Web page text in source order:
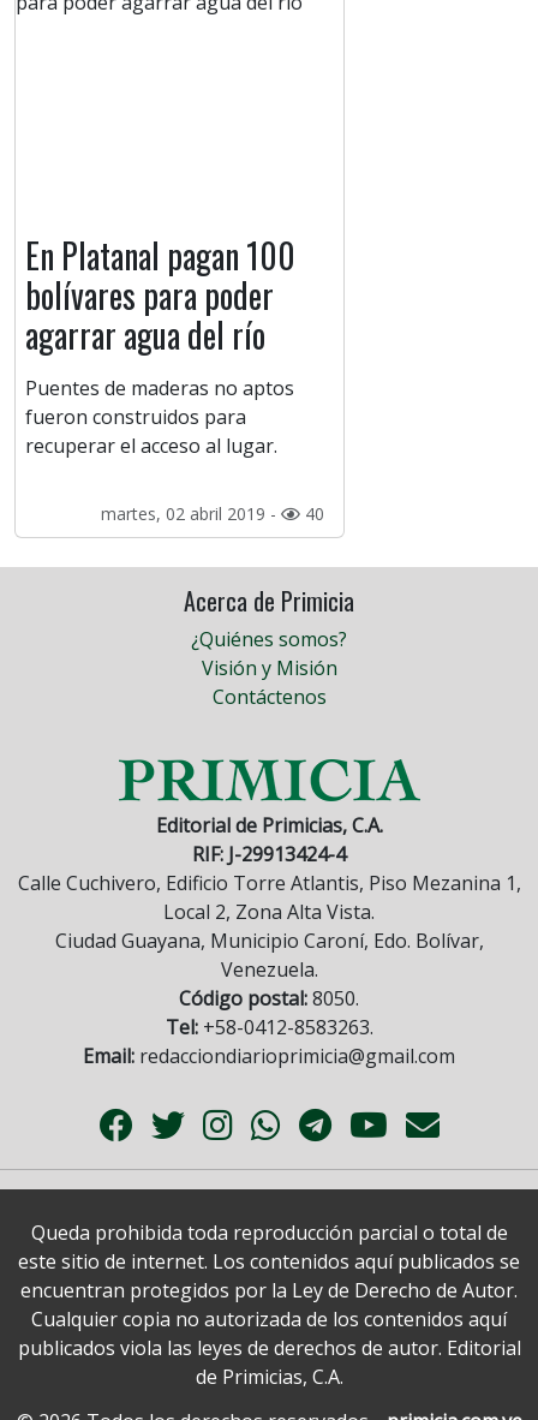
En Platanal pagan 100
bolívares para poder
agarrar agua del río
Puentes de maderas no aptos
fueron construidos para
recuperar el acceso al lugar.
martes, 02 abril 2019 - 40
Acerca de Primicia
¿Quiénes somos?
Visión y Misión
Contáctenos
Editorial de Primicias, C.A.
RIF: J-29913424-4
Calle Cuchivero, Edificio Torre Atlantis, Piso Mezanina 1,
Local 2, Zona Alta Vista.
Ciudad Guayana, Municipio Caroní, Edo. Bolívar,
Venezuela.
Código postal:8050.
Tel:+58-0412-8583263.
Email: redacciondiarioprimicia@gmail.com
Queda prohibida toda reproducción parcial o total de
este sitio de internet. Los contenidos aquí publicados se
encuentran protegidos por la Ley de Derecho de Autor.
Cualquier copia no autorizada de los contenidos aquí
publicados viola las leyes de derechos de autor. Editorial
de Primicias, C.A.